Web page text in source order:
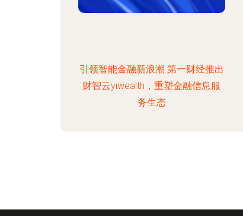
引领智能金融新浪潮 第一财经推出
财智云yiwealth，重塑金融信息服
务生态